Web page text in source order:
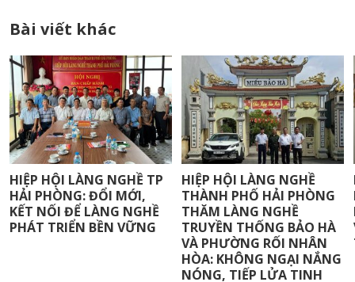
Bài viết khác
HIỆP HỘI LÀNG NGHỀ TP
HẢI PHÒNG: ĐỔI MỚI,
KẾT NỐI ĐỂ LÀNG NGHỀ
PHÁT TRIỂN BỀN VỮNG
HIỆP HỘI LÀNG NGHỀ
THÀNH PHỐ HẢI PHÒNG
THĂM LÀNG NGHỀ
TRUYỀN THỐNG BẢO HÀ
VÀ PHƯỜNG RỐI NHÂN
HÒA: KHÔNG NGẠI NẮNG
NÓNG, TIẾP LỬA TINH